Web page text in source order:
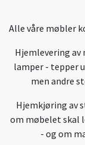
Alle våre møbler
Hjemlevering
lamper - tepper
men andre
Hjemkjøring av
om møbelet skal
- og om